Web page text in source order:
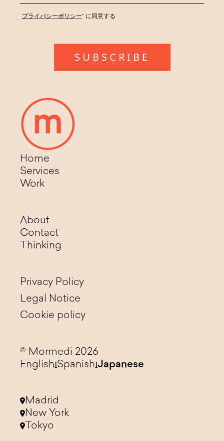
Home
Services
Work
About
Contact
Thinking
Madrid
New York
Tokyo
Privacy Policy
Legal Notice
Cookie policy
© Mormedi 2026
English Spanish Japanese
プライバシーポリシー* に同意する